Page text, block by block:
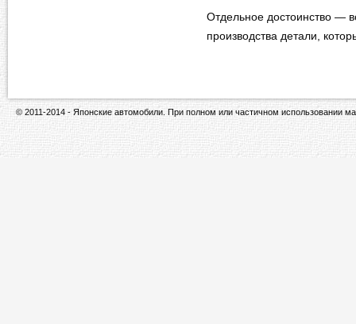
Отдельное достоинство —
производства детали,
© 2011-2014 - Японские автомобили. При полном или частичном использовании